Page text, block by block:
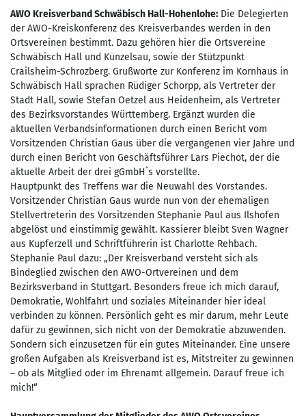
AWO Kreisverband Schwäbisch Hall-Hohenlohe: Die Delegierten
der AWO-Kreiskonferenz des Kreisverbandes werden in den
Ortsvereinen bestimmt. Dazu gehören hier die Ortsvereine
Schwäbisch Hall und Künzelsau, sowie der Stützpunkt
Crailsheim-Schrozberg. Grußworte zur Konferenz im Kornhaus in
Schwäbisch Hall sprachen Rüdiger Schorpp, als Vertreter der
Stadt Hall, sowie Stefan Oetzel aus Heidenheim, als Vertreter
des Bezirksvorstandes Württemberg. Ergänzt wurden die
aktuellen Verbandsinformationen durch einen Bericht vom
Vorsitzenden Christian Gaus über die vergangenen vier Jahre und
durch einen Bericht von Geschäftsführer Lars Piechot, der die
aktuelle Arbeit der drei gGmbH`s vorstellte.
Hauptpunkt des Treffens war die Neuwahl des Vorstandes.
Vorsitzender Christian Gaus wurde nun von der ehemaligen
Stellvertreterin des Vorsitzenden Stephanie Paul aus Ilshofen
abgelöst und einstimmig gewählt. Kassierer bleibt Sven Wagner
aus Kupferzell und Schriftführerin ist Charlotte Rehbach.
Stephanie Paul dazu: „Der Kreisverband versteht sich als
Bindeglied zwischen den AWO-Ortvereinen und dem
Bezirksverband in Stuttgart. Besonders freue ich mich darauf,
Demokratie, Wohlfahrt und soziales Miteinander hier ideal
verbinden zu können. Persönlich geht es mir darum, mehr Leute
dafür zu gewinnen, sich nicht von der Demokratie abzuwenden.
Sondern sich einzusetzen für ein gutes Miteinander. Eine unsere
großen Aufgaben als Kreisverband ist es, Mitstreiter zu gewinnen
– ob als Mitglied oder im Ehrenamt allgemein. Darauf freue ich
mich!“